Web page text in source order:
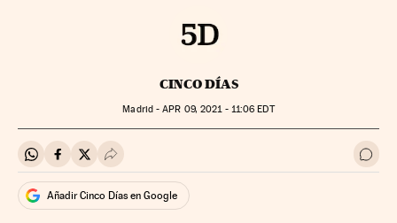
CINCO DÍAS
Madrid -APR 09, 2021 - 11:06 EDT
Compartir en Whatsapp
Compartir en Facebook
Compartir en Twitter
Desplegar Redes Sociales Ir a
Añadir Cinco Días en Google